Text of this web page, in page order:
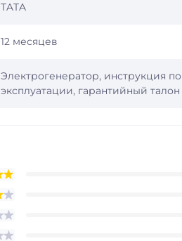
TATA
12 месяцев
Электрогенератор, инструкция по
эксплуатации, гарантийный талон